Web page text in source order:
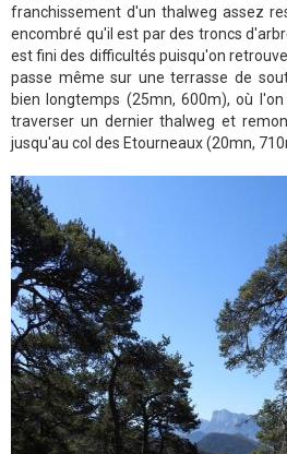
franchissement d'un thalweg assez
encombré qu'il est par des troncs
est fini des difficultés puisqu'on
passe même sur une terrasse de
bien longtemps (25mn, 600m), où
traverser un dernier thalweg et
jusqu'au col des Etourneaux (20mn,